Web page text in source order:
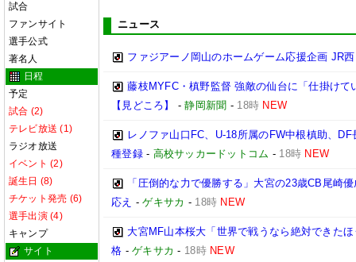
試合
ファンサイト
選手公式
著名人
日程
予定
試合 (2)
テレビ放送 (1)
ラジオ放送
イベント (2)
誕生日 (8)
チケット発売 (6)
選手出演 (4)
キャンプ
サイト
ニュース
ファジアーノ岡山のホームゲーム応援企画 JR
藤枝MYFC・槙野監督 強敵の仙台に「仕掛け
【見どころ】
-静岡新聞 - 18時 NEW
レノファ山口FC、U-18所属のFW中根槙助、
種登録- 高校サッカードットコム - 18時 NEW
「圧倒的な力で優勝する」大宮の23歳CB尾崎
応え -ゲキサカ - 18時 NEW
大宮MF山本桜大「世界で戦うなら絶対できた
格 -ゲキサカ - 18時 NEW